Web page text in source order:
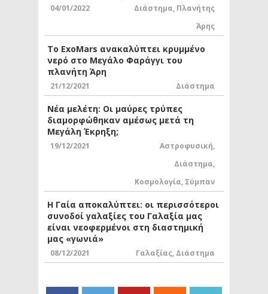
04/01/2022 Διάστημα, Πλανήτης
Άρης
Το ExoMars ανακαλύπτει κρυμμένο
νερό στο Μεγάλο Φαράγγι του
πλανήτη Άρη
21/12/2021 Διάστημα
Νέα μελέτη: Οι μαύρες τρύπες
διαμορφώθηκαν αμέσως μετά τη
Μεγάλη Έκρηξη;
19/12/2021 Αστροφυσική,
Διάστημα,
Κοσμολογία, Σύμπαν
Η Γαία αποκαλύπτει: οι περισσότεροι
συνοδοί γαλαξίες του Γαλαξία μας
είναι νεοφερμένοι στη διαστημική
μας «γωνιά»
08/12/2021 Γαλαξίας, Διάστημα